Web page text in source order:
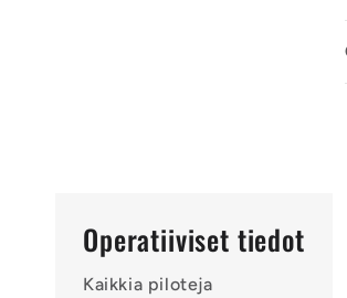
Operatiiviset tiedot
Kaikkia piloteja